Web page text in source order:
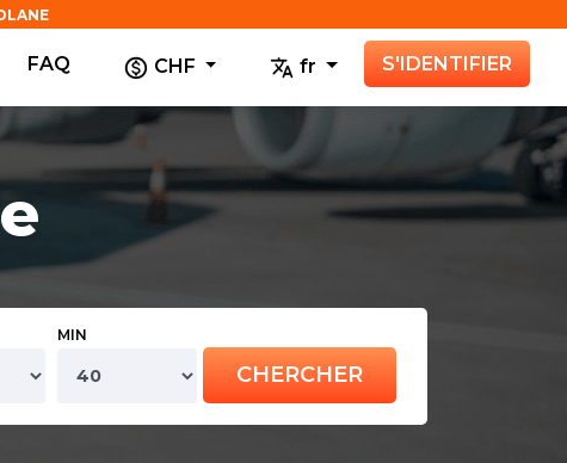
FAQ CHF fr S'IDENTIFIER
MIN
CHERCHER